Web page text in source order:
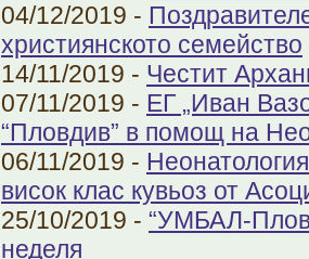
04/12/2019 -
християнското семейство
14/11/2019 - Честит
07/11/2019 - ЕГ „Иван
“Пловдив” в помощ на
06/11/2019 -
висок клас кувьоз от
25/10/2019 - “УМБАЛ-
неделя